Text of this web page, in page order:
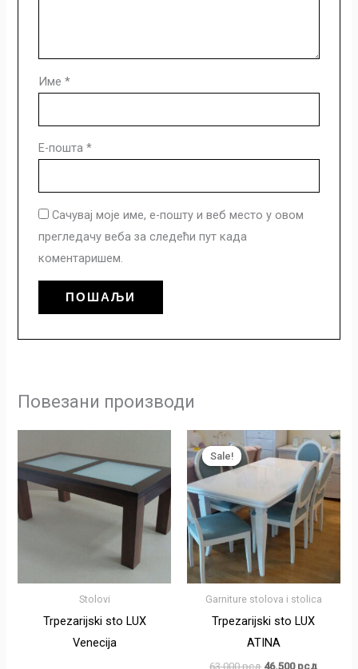
Име *
Е-пошта *
Сачувај моје име, е-пошту и веб место у овом
прегледачу веба за следећи пут када
коментаришем.
Повезани производи
Stolovi
Trpezarijski sto LUX
Venecija
Sale!
Sale!
Garniture stolova i stolica
Trpezarijski sto LUX
ATINA
63.000рсд
Оригинална
цена
је
63.000 рсд.
46.500 рсд
цена
је:
46.500